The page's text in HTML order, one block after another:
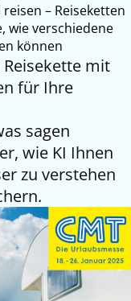
– Reiseketten
wie verschiedene
können
mit
für Ihre
sagen
wie KI Ihnen
zu verstehen